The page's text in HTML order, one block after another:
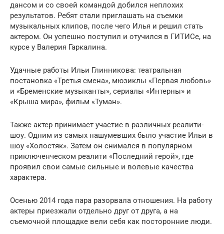
дансом и со своей командой добился неплохих
результатов. Ребят стали приглашать на съемки
музыкальных клипов, после чего Илья и решил стать
актером. Он успешно поступил и отучился в ГИТИСе, на
курсе у Валерия Гаркалина.
Удачные работы Ильи Глинникова: театральная
постановка «Третья смена», мюзиклы «Первая любовь»
и «Бременские музыканты», сериалы «Интерны» и
«Крыша мира», фильм «Туман».
Также актер принимает участие в различных реалити-
шоу. Одним из самых нашумевших было участие Ильи в
шоу «Холостяк». Затем он снимался в популярном
приключенческом реалити «Последний герой», где
проявил свои самые сильные и волевые качества
характера.
Осенью 2014 года пара разорвала отношения. На работу
актеры приезжали отдельно друг от друга, а на
съемочной площадке вели себя как посторонние люди.